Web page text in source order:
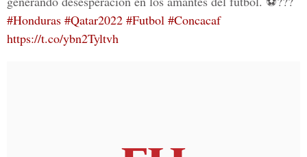
#Honduras #Qatar2022 #Futbol #Concacaf
https://t.co/ybn2Tyltvh